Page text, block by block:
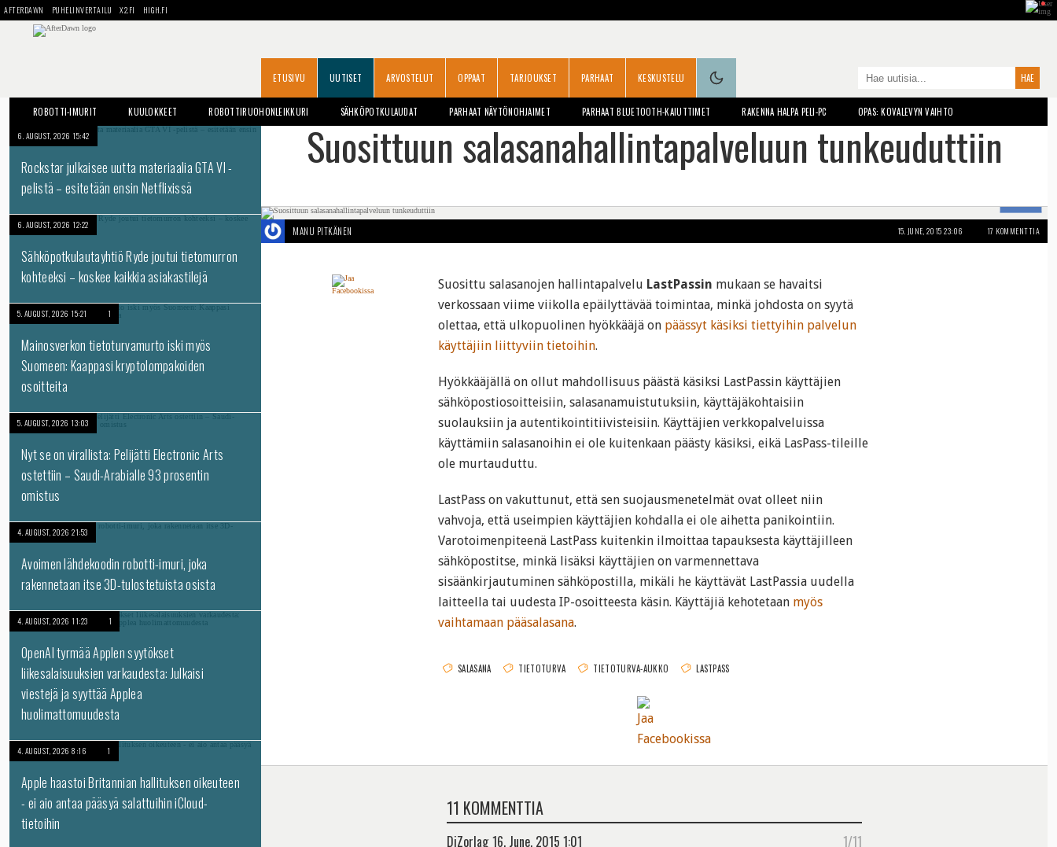
AFTERDAWN PUHELINVERTAILU X2.FI HIGH.FI
ETUSIVU UUTISET ARVOSTELUT OPPAAT TARJOUKSET PARHAAT KESKUSTELU
ROBOTTI-IMURIT KUULOKKEET ROBOTTIRUOHONLEIKKURI SÄHKÖPOTKULAUDAT PARHAAT NÄYTÖNOHJAIMET PARHAAT BLUETOOTH-KAIUTTIMET RAKENNA HALPA PELI-PC OPAS: KOVALEVYN VAIHTO
6. AUGUST, 2026 15:42
Rockstar julkaisee uutta materiaalia GTA VI -
pelistä – esitetään ensin Netflixissä
6. AUGUST, 2026 12:22
Sähköpotkulautayhtiö Ryde joutui tietomurron
kohteeksi – koskee kaikkia asiakastilejä
5. AUGUST, 2026 15:21 1
Mainosverkon tietoturvamurto iski myös
Suomeen: Kaappasi kryptolompakoiden
osoitteita
5. AUGUST, 2026 13:03
Nyt se on virallista: Pelijätti Electronic Arts
ostettiin – Saudi-Arabialle 93 prosentin
omistus
4. AUGUST, 2026 21:53
Avoimen lähdekoodin robotti-imuri, joka
rakennetaan itse 3D-tulostetuista osista
4. AUGUST, 2026 11:23 1
OpenAI tyrmää Applen syytökset
liikesalaisuuksien varkaudesta: Julkaisi
viestejä ja syyttää Applea
huolimattomuudesta
4. AUGUST, 2026 8:16 1
Apple haastoi Britannian hallituksen oikeuteen
- ei aio antaa pääsyä salattuihin iCloud-
tietoihin
Suosittuun salasanahallintapalveluun tunkeuduttiin
MANU PITKÄNEN 15. JUNE, 2015 23:06 17 KOMMENTTIA
Suosittu salasanojen hallintapalvelu LastPassin mukaan se havaitsi
verkossaan viime viikolla epäilyttävää toimintaa, minkä johdosta on syytä
olettaa, että ulkopuolinen hyökkääjä on päässyt käsiksi tiettyihin palvelun
käyttäjiin liittyviin tietoihin.
Hyökkääjällä on ollut mahdollisuus päästä käsiksi LastPassin käyttäjien
sähköpostiosoitteisiin, salasanamuistutuksiin, käyttäjäkohtaisiin
suolauksiin ja autentikointitiivisteisiin. Käyttäjien verkkopalveluissa
käyttämiin salasanoihin ei ole kuitenkaan päästy käsiksi, eikä LasPass-tileille
ole murtauduttu.
LastPass on vakuttunut, että sen suojausmenetelmät ovat olleet niin
vahvoja, että useimpien käyttäjien kohdalla ei ole aihetta panikointiin.
Varotoimenpiteenä LastPass kuitenkin ilmoittaa tapauksesta käyttäjilleen
sähköpostitse, minkä lisäksi käyttäjien on varmennettava
sisäänkirjautuminen sähköpostilla, mikäli he käyttävät LastPassia uudella
laitteella tai uudesta IP-osoitteesta käsin. Käyttäjiä kehotetaan myös
vaihtamaan pääsalasana.
SALASANA TIETOTURVA TIETOTURVA-AUKKO LASTPASS
11 KOMMENTTIA
DjZorlag 16. June, 2015 1:01 1/11